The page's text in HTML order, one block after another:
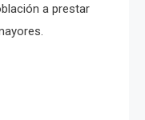
a prestar